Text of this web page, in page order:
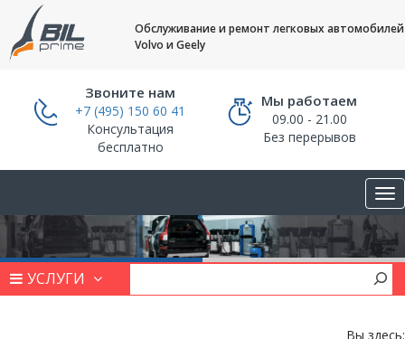
Обслуживание и ремонт легковых автомобилей
Volvo и Geely
Звоните нам
+7 (495) 150 60 41
Консультация
бесплатно
Мы работаем
09.00 - 21.00
Без перерывов
УСЛУГИ
Вы здесь: